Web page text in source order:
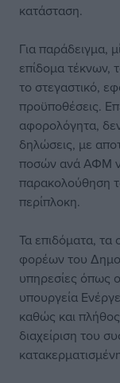
κατάσταση.
Για παράδειγμα,
επίδομα τέκνων,
το στεγαστικό,
προϋποθέσεις.
αφορολόγητα,
δηλώσεις, με
ποσών ανά ΑΦΜ να
παρακολούθηση
περίπλοκη.
Τα επιδόματα,
φορέων του
υπηρεσίες
υπουργεία
καθώς και
διαχείριση του